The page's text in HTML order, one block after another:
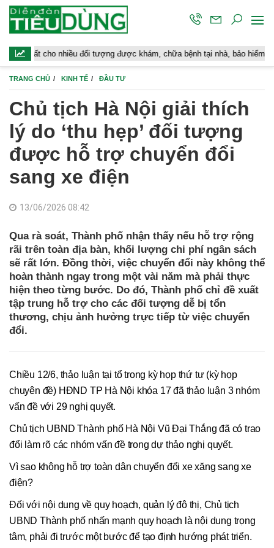
nhiều đối tượng được khám, chữa bệnh tại nhà, bảo hiểm y tế chi trả
TRANG CHỦ KINH TẾ ĐẦU TƯ
Chủ tịch Hà Nội giải thích
lý do ‘thu hẹp’ đối tượng
được hỗ trợ chuyển đổi
sang xe điện
13/06/2026 08:42
Qua rà soát, Thành phố nhận thấy nếu hỗ trợ rộng
rãi trên toàn địa bàn, khối lượng chi phí ngân sách
sẽ rất lớn. Đồng thời, việc chuyển đổi này không thể
hoàn thành ngay trong một vài năm mà phải thực
hiện theo từng bước. Do đó, Thành phố chỉ đề xuất
tập trung hỗ trợ cho các đối tượng dễ bị tổn
thương, chịu ảnh hưởng trực tiếp từ việc chuyển
đổi.
Chiều 12/6, thảo luận tại tổ trong kỳ họp thứ tư (kỳ họp
chuyên đề) HĐND TP Hà Nội khóa 17 đã thảo luận 3 nhóm
vấn đề với 29 nghị quyết.
Chủ tịch UBND Thành phố Hà Nội Vũ Đại Thắng đã có trao
đổi làm rõ các nhóm vấn đề trong dự thảo nghị quyết.
Vì sao không hỗ trợ toàn dân chuyển đổi xe xăng sang xe
điện?
Đối với nội dung về quy hoạch, quản lý đô thị, Chủ tịch
UBND Thành phố nhấn mạnh quy hoạch là nội dung trọng
tâm, phải đi trước một bước để tạo định hướng phát triển.